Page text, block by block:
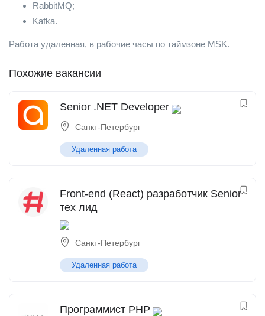
RabbitMQ;
Kafka.
Работа удаленная, в рабочие часы по таймзоне MSK.
Похожие вакансии
Senior .NET Developer
Санкт-Петербург
Удаленная работа
Front-end (React) разработчик Senior
тех лид
Санкт-Петербург
Удаленная работа
Программист PHP